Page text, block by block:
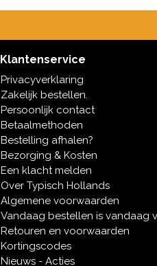
Klantenservice
Privacyverklaring
Zakelijk bestellen.
Persoonlijk contact
Betaalmethoden
Bestelling afhalen?
Bezorging & Kosten
Een klacht melden
Over Typisch Hollands
Algemene voorwaarden
Vandaag bestellen is vandaag
Retouren en voorwaarden
Kortingscodes
Nieuws - Acties